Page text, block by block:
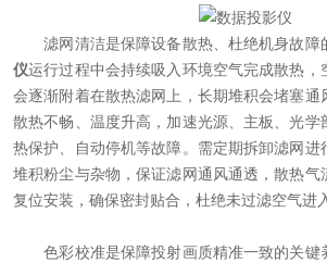
滤网清洁是保障设备散热、杜绝机身故障
仪运行过程中会持续吸入环境空气完成散热，
会逐渐附着在散热滤网上，长期堆积会堵塞通
散热不畅、温度升高，加速光源、主板、光学
热保护、自动停机等故障。需定期拆卸滤网进
堆积粉尘与杂物，保证滤网通风通透，散热气
复位安装，确保密封贴合，杜绝未过滤空气进
色彩校准是保障投射画质精准一致的关键